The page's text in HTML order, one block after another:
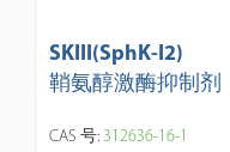
SKIII(SphK-I2)
鞘氨醇激酶抑制剂
CAS 号:312636-16-1